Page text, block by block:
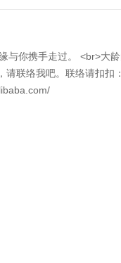
与你携手走过。 <br>大
请联络我吧。联络请扣扣